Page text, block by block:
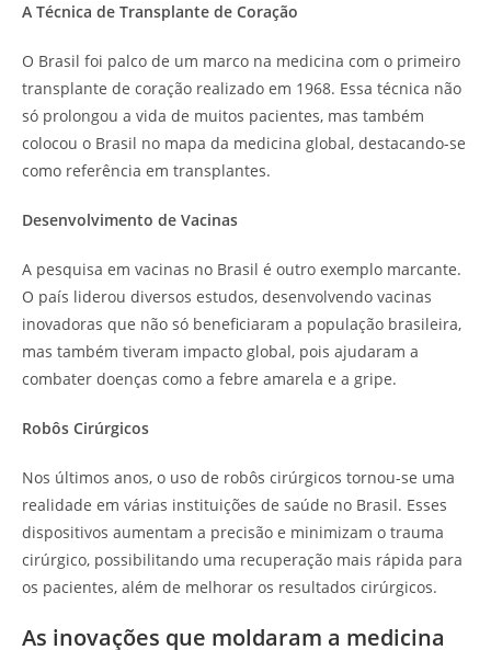
A Técnica de Transplante de Coração
O Brasil foi palco de um marco na medicina com o primeiro
transplante de coração realizado em 1968. Essa técnica não
só prolongou a vida de muitos pacientes, mas também
colocou o Brasil no mapa da medicina global, destacando-se
como referência em transplantes.
Desenvolvimento de Vacinas
A pesquisa em vacinas no Brasil é outro exemplo marcante.
O país liderou diversos estudos, desenvolvendo vacinas
inovadoras que não só beneficiaram a população brasileira,
mas também tiveram impacto global, pois ajudaram a
combater doenças como a febre amarela e a gripe.
Robôs Cirúrgicos
Nos últimos anos, o uso de robôs cirúrgicos tornou-se uma
realidade em várias instituições de saúde no Brasil. Esses
dispositivos aumentam a precisão e minimizam o trauma
cirúrgico, possibilitando uma recuperação mais rápida para
os pacientes, além de melhorar os resultados cirúrgicos.
As inovações que moldaram a medicina